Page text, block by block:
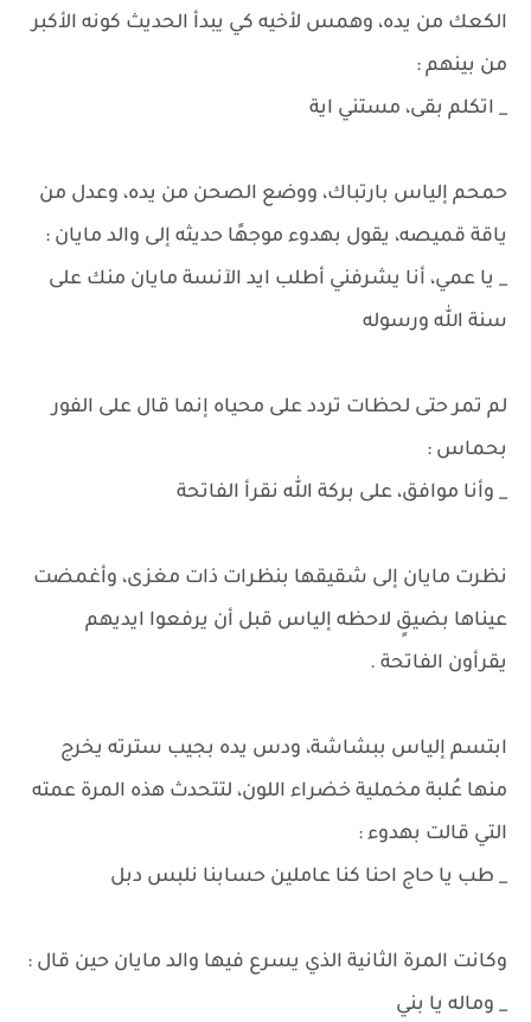
الكعك من يده، وهمس لأخيه كي يبدأ الحديث كونه الأكبر
من بينهم :
_ اتكلم بقى، مستني اية
حمحم إلياس بارتباك، ووضع الصحن من يده، وعدل من
ياقة قميصه، يقول بهدوء موجهًا حديثه إلى والد مايان :
_ يا عمي، أنا يشرفني أطلب ايد الآنسة مايان منك على
سنة الله ورسوله
لم تمر حتى لحظات تردد على محياه إنما قال على الفور
بحماس :
_ وأنا موافق، على بركة الله نقرأ الفاتحة
نظرت مايان إلى شقيقها بنظرات ذات مغزى، وأغمضت
عيناها بضيقٍ لاحظه إلياس قبل أن يرفعوا ايديهم
يقرأون الفاتحة .
ابتسم إلياس ببشاشة، ودس يده بجيب سترته يخرج
منها عُلبة مخملية خضراء اللون، لتتحدث هذه المرة عمته
التي قالت بهدوء :
_ طب يا حاج احنا كنا عاملين حسابنا نلبس دبل
وكانت المرة الثانية الذي يسرع فيها والد مايان حين قال :
_ وماله يا بني